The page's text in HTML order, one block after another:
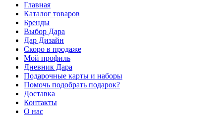
Главная
Каталог товаров
Бренды
Выбор Дара
Дар Дизайн
Скоро в продаже
Мой профиль
Дневник Дара
Подарочные карты и наборы
Помочь подобрать подарок?
Доставка
Контакты
О нас